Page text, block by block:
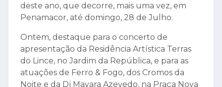
deste ano, que decorre, mais uma vez, em
Penamacor, até domingo, 28 de Julho.
Ontem, destaque para o concerto de
apresentação da Residência Artística Terras
do Lince, no Jardim da República, e para as
atuações de Ferro & Fogo, dos Cromos da
Noite e da Dj Mayara Azevedo, na Praça Nova